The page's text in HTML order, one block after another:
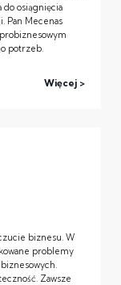
osiągnięcia
Pan Mecenas
potrzeb.
Więcej
biznesu. W
problemy
Zawsze